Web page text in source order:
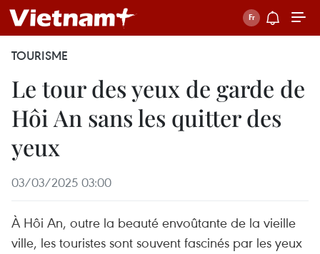
TOURISME
Le tour des yeux de garde de
Hôi An sans les quitter des
yeux
03/03/2025 03:00
À Hôi An, outre la beauté envoûtante de la vieille
ville, les touristes sont souvent fascinés par les yeux